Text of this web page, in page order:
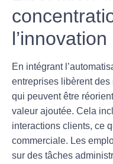
l’innovation
En intégrant
entreprises libèrent
qui peuvent être
valeur ajoutée. Cela
interactions clients, ce
commerciale. Les
sur des tâches